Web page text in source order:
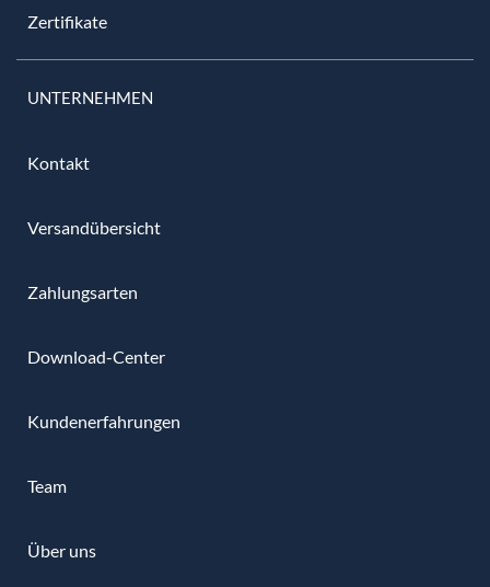
Zertifikate
UNTERNEHMEN
Kontakt
Versandübersicht
Zahlungsarten
Download-Center
Kundenerfahrungen
Team
Über uns